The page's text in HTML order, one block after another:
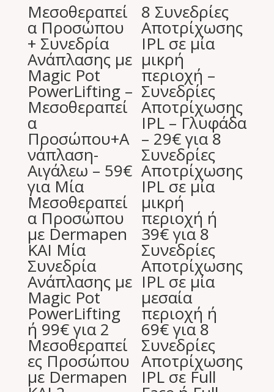
Μεσοθεραπεί
α Προσώπου
+ Συνεδρία
Ανάπλασης με
Magic Pot
PowerLifting –
Μεσοθεραπεί
α
Προσώπου+Α
νάπλαση-
Αιγάλεω – 59€
για Μία
Μεσοθεραπεί
α Προσώπου
με Dermapen
ΚΑΙ Μία
Συνεδρία
Ανάπλασης με
Magic Pot
PowerLifting
ή 99€ για 2
Μεσοθεραπεί
ες Προσώπου
με Dermapen
8 Συνεδρίες
Αποτρίχωσης
IPL σε μία
μικρή
περιοχή –
Συνεδρίες
Αποτρίχωσης
IPL – Γλυφάδα
– 29€ για 8
Συνεδρίες
Αποτρίχωσης
IPL σε μία
μικρή
περιοχή ή
39€ για 8
Συνεδρίες
Αποτρίχωσης
IPL σε μία
μεσαία
περιοχή ή
69€ για 8
Συνεδρίες
Αποτρίχωσης
IPL σε Full